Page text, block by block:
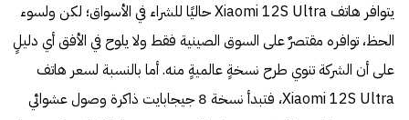
يتوافر هاتف Xiaomi 12S Ultra حاليًا للشراء في الأسواق؛ لكن ولسوء
الحظ، توافره مقتصرٌ على السوق الصينية فقط ولا يلوح في الأفق أي دليلٍ
على أن الشركة تنوي طرح نسخةٍ عالميةٍ منه. أما بالنسبة لسعر هاتف
Xiaomi 12S Ultra، فتبدأ نسخة 8 جيجابايت ذاكرة وصول عشوائي